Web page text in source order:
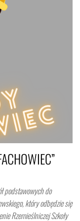
podstawowych do
który odbędzie się
Rzemieślniczej Szkoły